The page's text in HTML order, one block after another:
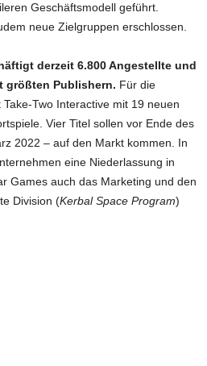
Geschäftsmodell geführt.
neue Zielgruppen erschlossen.
derzeit 6.800 Angestellte und
größten Publishern. Für die
Two Interactive mit 19 neuen
Vier Titel sollen vor Ende des
2022 – auf den Markt kommen. In
eine Niederlassung in
Games auch das Marketing und den
Division (Kerbal Space Program)